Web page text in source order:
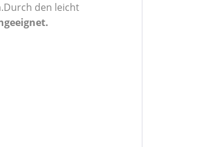
den leicht